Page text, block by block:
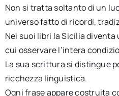
Non si tratta soltanto di un
universo fatto di ricordi,
Nei suoi libri la Sicilia
cui osservare l’intera
La sua scrittura si distingue
ricchezza linguistica.
Ogni frase appare costruita